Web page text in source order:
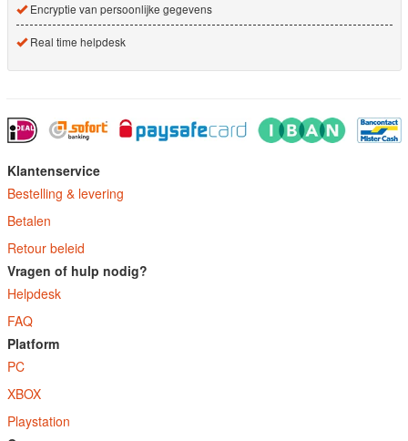
Encryptie van persoonlijke gegevens
Real time helpdesk
Klantenservice
Bestelling & levering
Betalen
Retour beleid
Vragen of hulp nodig?
Helpdesk
FAQ
Platform
PC
XBOX
Playstation